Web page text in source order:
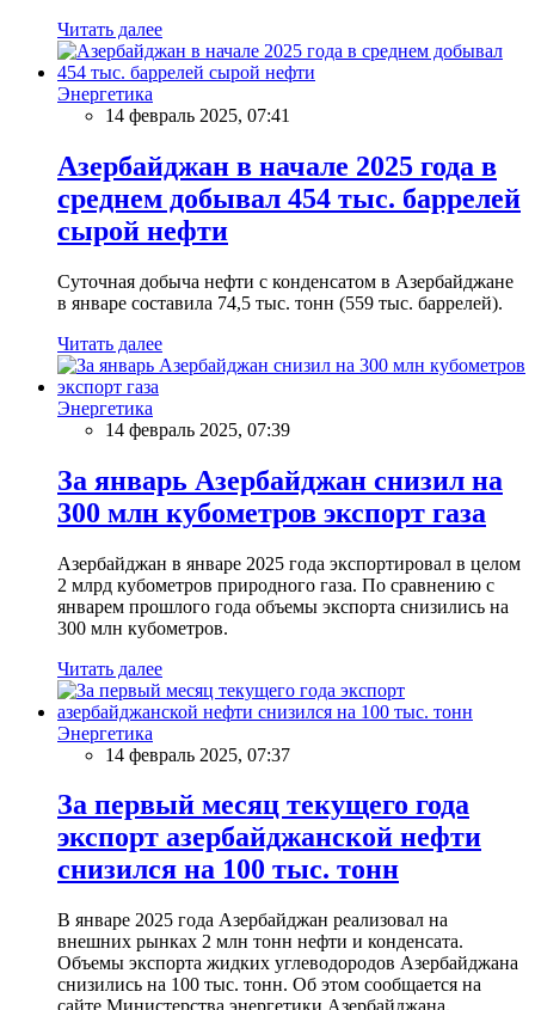
Читать далее
Энергетика
14 февраль 2025, 07:41
Азербайджан в начале 2025 года в
среднем добывал 454 тыс. баррелей
сырой нефти
Суточная добыча нефти с конденсатом в Азербайджане
в январе составила 74,5 тыс. тонн (559 тыс. баррелей).
Читать далее
Энергетика
14 февраль 2025, 07:39
За январь Азербайджан снизил на
300 млн кубометров экспорт газа
Азербайджан в январе 2025 года экспортировал в целом
2 млрд кубометров природного газа. По сравнению с
январем прошлого года объемы экспорта снизились на
300 млн кубометров.
Читать далее
Энергетика
14 февраль 2025, 07:37
За первый месяц текущего года
экспорт азербайджанской нефти
снизился на 100 тыс. тонн
В январе 2025 года Азербайджан реализовал на
внешних рынках 2 млн тонн нефти и конденсата.
Объемы экспорта жидких углеводородов Азербайджана
снизились на 100 тыс. тонн. Об этом сообщается на